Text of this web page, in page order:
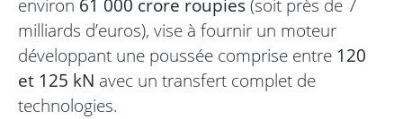
environ 61 000 crore roupies(soit près de 7
milliards d’euros), vise à fournir un moteur
développant une poussée comprise entre 120
et 125 kN avec un transfert complet de
technologies.